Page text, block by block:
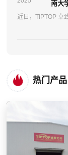
南大
近日，TIPTOP 卓
热门产品